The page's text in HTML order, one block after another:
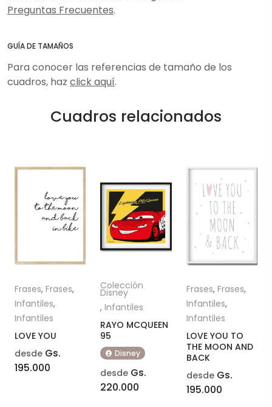
Preguntas Frecuentes.
GUÍA DE TAMAÑOS
Para conocer las referencias de tamaño de los
cuadros, haz click aquí.
Cuadros relacionados
Frases, Frases,
Infantiles,
Infantiles
LOVE YOU
desde Gs.
195.000
Colección
Disney
,Infantiles
RAYO MCQUEEN
95
Disney
desde Gs.
220.000
Frases, Frases,
Infantiles,
Infantiles
LOVE YOU TO
THE MOON AND
BACK
desdeGs.
195.000